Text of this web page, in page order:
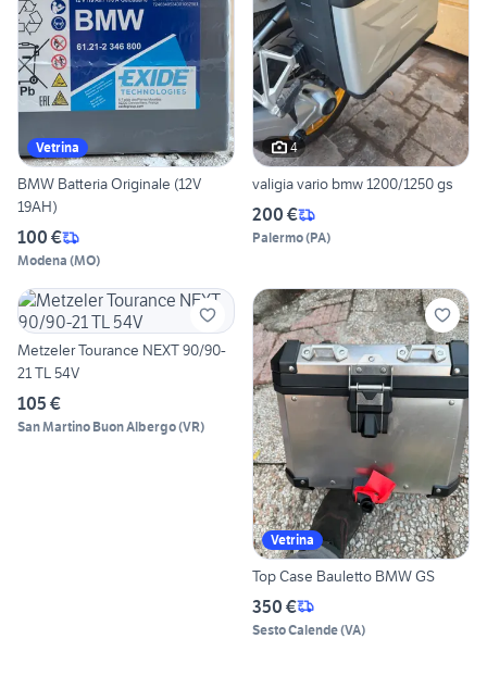
Vetrina
BMW Batteria Originale (12V
19AH)
100 €
Modena (MO)
4
valigia vario bmw 1200/1250 gs
200 €
Palermo(PA)
Metzeler Tourance NEXT 90/90-
21 TL 54V
105 €
San Martino Buon Albergo(VR)
Vetrina
Top Case Bauletto BMW GS
350 €
Sesto Calende(VA)